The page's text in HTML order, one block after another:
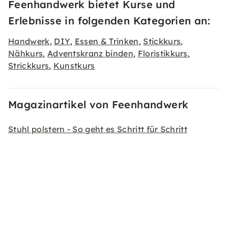
Feenhandwerk bietet Kurse und
Erlebnisse in folgenden Kategorien an:
Handwerk, DIY, Essen & Trinken, Stickkurs,
Nähkurs, Adventskranz binden, Floristikkurs,
Strickkurs, Kunstkurs
Magazinartikel von Feenhandwerk
Stuhl polstern - So geht es Schritt für Schritt